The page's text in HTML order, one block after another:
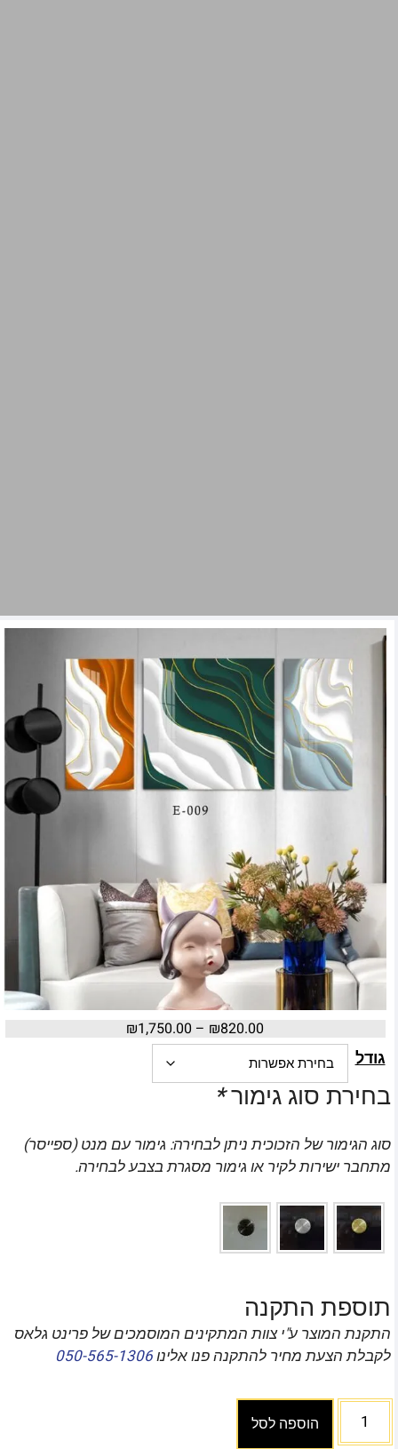
₪820.00
–
₪1,750.00
גודל
בחירת סוג גימור*
סוג הגימור של הזכוכית ניתן לבחירה: גימור עם מנט (ספייסר)
מתחבר ישירות לקיר או גימור מסגרת בצבע לבחירה.
תוספת התקנה
התקנת המוצר ע"י צוות המתקינים המוסמכים של פרינט גלאס
לקבלת הצעת מחיר להתקנה פנו אלינו050-565-1306
הוספה לסל